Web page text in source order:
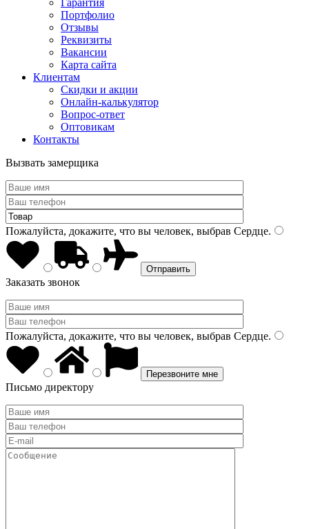
Гарантия
Портфолио
Отзывы
Реквизиты
Вакансии
Карта сайта
Клиентам
Скидки и акции
Онлайн-калькулятор
Вопрос-ответ
Оптовикам
Контакты
Вызвать замерщика
Пожалуйста, докажите, что вы человек, выбрав Сердце.
Заказать звонок
Пожалуйста, докажите, что вы человек, выбрав Сердце.
Письмо директору